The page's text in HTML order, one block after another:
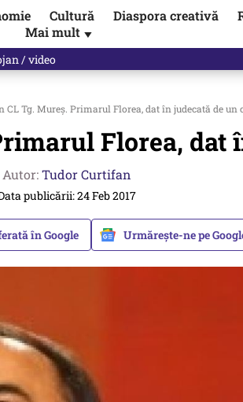
Cultură Diaspora creativă
Mai mult ▼
/ video
CL Tg. Mureș. Primarul Florea, dat în judecată de un
Florea, dat
Autor:Tudor Curtifan
publicării: 24 Feb 2017
în Google Urmărește-ne pe